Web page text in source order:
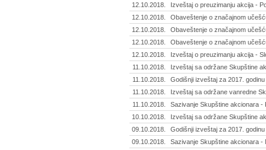
12.10.2018.
Izveštaj o preuzimanju akcija -
12.10.2018.
Obaveštenje o značajnom
12.10.2018.
Obaveštenje o značajnom
12.10.2018.
Obaveštenje o značajnom
12.10.2018.
Izveštaj o preuzimanju akcija -
11.10.2018.
Izveštaj sa održane Skupštine
11.10.2018.
Godišnji izveštaj za 2017.
11.10.2018.
Izveštaj sa održane vanredne
11.10.2018.
Sazivanje Skupštine akcionara -
10.10.2018.
Izveštaj sa održane Skupštine
09.10.2018.
Godišnji izveštaj za 2017.
09.10.2018.
Sazivanje Skupštine akcionara